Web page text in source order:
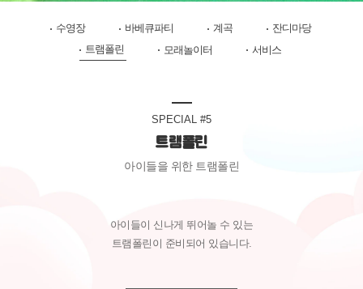
수영장 바베큐파티 계곡
잔디마당
트램폴린
모래놀이터 서비스
SPECIAL #5
트램폴린
아이들을 위한 트램폴린
아이들이 신나게 뛰어놀 수 있는
트램폴린이 준비되어 있습니다.